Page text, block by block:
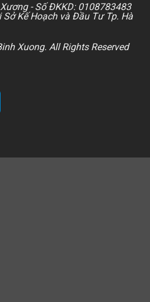
- Số ĐKKD: 0108783483
Kế Hoạch và Đầu Tư Tp. Hà
Xuong. All Rights Reserved